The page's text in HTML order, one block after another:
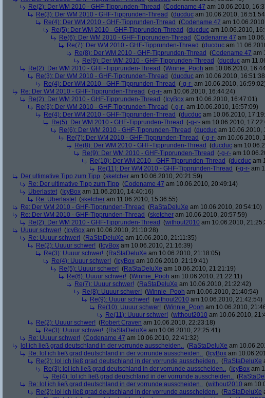
Re(2): Der WM 2010 - GHF-Tipprunden-Thread (Codename 47 am 10.06.2010,
Re(3): Der WM 2010 - GHF-Tipprunden-Thread (ducduc am 10.06.2010,
Re(4): Der WM 2010 - GHF-Tipprunden-Thread (Codename 47 am
Re(5): Der WM 2010 - GHF-Tipprunden-Thread (ducduc am 10.06.2010,
Re(6): Der WM 2010 - GHF-Tipprunden-Thread (Codename 47 am
Re(7): Der WM 2010 - GHF-Tipprunden-Thread (ducduc am
Re(8): Der WM 2010 - GHF-Tipprunden-Thread (Codename 47 am
Re(9): Der WM 2010 - GHF-Tipprunden-Thread (ducduc am
Re(2): Der WM 2010 - GHF-Tipprunden-Thread (Winnie_Pooh am 10.06.2010,
Re(3): Der WM 2010 - GHF-Tipprunden-Thread (ducduc am 10.06.2010,
Re(4): Der WM 2010 - GHF-Tipprunden-Thread (-g-r- am 10.06.2010, 16:59:02)
Re: Der WM 2010 - GHF-Tipprunden-Thread (-g-r- am 10.06.2010, 16:44:24)
Re(2): Der WM 2010 - GHF-Tipprunden-Thread ( IcyBox am 10.06.2010, 16:47:01)
Re(3): Der WM 2010 - GHF-Tipprunden-Thread (-g-r- am 10.06.2010, 16:57:09)
Re(4): Der WM 2010 - GHF-Tipprunden-Thread (ducduc am 10.06.2010,
Re(5): Der WM 2010 - GHF-Tipprunden-Thread (-g-r- am 10.06.2010,
Re(6): Der WM 2010 - GHF-Tipprunden-Thread (ducduc am 10.06.2010,
Re(7): Der WM 2010 - GHF-Tipprunden-Thread (-g-r- am 10.06.2010,
Re(8): Der WM 2010 - GHF-Tipprunden-Thread (ducduc am
Re(9): Der WM 2010 - GHF-Tipprunden-Thread (-g-r- am
Re(10): Der WM 2010 - GHF-Tipprunden-Thread (ducduc am
Re(11): Der WM 2010 - GHF-Tipprunden-Thread (-g-r- am
Der ultimative Tipp zum Tipp (sketcher am 10.06.2010, 20:21:59)
Re: Der ultimative Tipp zum Tipp (Codename 47 am 10.06.2010, 20:49:14)
Überlastet ( IcyBox am 11.06.2010, 14:40:16)
Re: Überlastet (sketcher am 11.06.2010, 15:36:55)
Re: Der WM 2010 - GHF-Tipprunden-Thread (RaStaDeluXe am 10.06.2010, 20:54:10)
Re: Der WM 2010 - GHF-Tipprunden-Thread (sketcher am 10.06.2010, 20:57:59)
Re(2): Der WM 2010 - GHF-Tipprunden-Thread (without2010 am 10.06.2010,
Uuuur schwer! ( IcyBox am 10.06.2010, 21:10:28)
Re: Uuuur schwer! (RaStaDeluXe am 10.06.2010, 21:11:35)
Re(2): Uuuur schwer! ( IcyBox am 10.06.2010, 21:16:39)
Re(3): Uuuur schwer! (RaStaDeluXe am 10.06.2010, 21:18:05)
Re(4): Uuuur schwer! ( IcyBox am 10.06.2010, 21:19:41)
Re(5): Uuuur schwer! (RaStaDeluXe am 10.06.2010, 21:21:19)
Re(6): Uuuur schwer! (Winnie_Pooh am 10.06.2010, 21:22:11)
Re(7): Uuuur schwer! (RaStaDeluXe am 10.06.2010, 21:22:42)
Re(8): Uuuur schwer! (Winnie_Pooh am 10.06.2010, 21:40:54)
Re(9): Uuuur schwer! (without2010 am 10.06.2010, 21:42:54)
Re(10): Uuuur schwer! (Winnie_Pooh am 10.06.2010,
Re(11): Uuuur schwer! (without2010 am 10.06.2010,
Re(2): Uuuur schwer! (Robert Craven am 10.06.2010, 22:23:18)
Re(3): Uuuur schwer! (RaStaDeluXe am 10.06.2010, 22:25:41)
Re: Uuuur schwer! (Codename 47 am 10.06.2010, 22:41:32)
lol ich ließ grad deutschland in der vorrunde ausscheiden.. (RaStaDeluXe am
Re: lol ich ließ grad deutschland in der vorrunde ausscheiden.. ( IcyBox am
Re(2): lol ich ließ grad deutschland in der vorrunde ausscheiden.. (RaStaDeluXe
Re(3): lol ich ließ grad deutschland in der vorrunde ausscheiden.. ( IcyBox am
Re(4): lol ich ließ grad deutschland in der vorrunde ausscheiden.. (
Re: lol ich ließ grad deutschland in der vorrunde ausscheiden.. (without2010 am
Re(2): lol ich ließ grad deutschland in der vorrunde ausscheiden.. (RaStaDeluXe